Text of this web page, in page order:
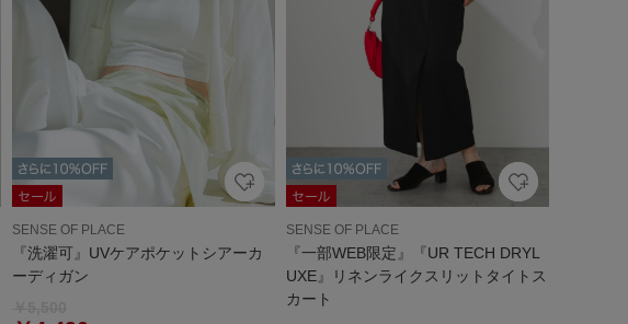
SENSE OF PLACE
『洗濯可』UVケアポケットシアーカ
ーディガン
SENSE OF PLACE
『一部WEB限定』『UR TECH DRYL
UXE』リネンライクスリットタイトス
カート